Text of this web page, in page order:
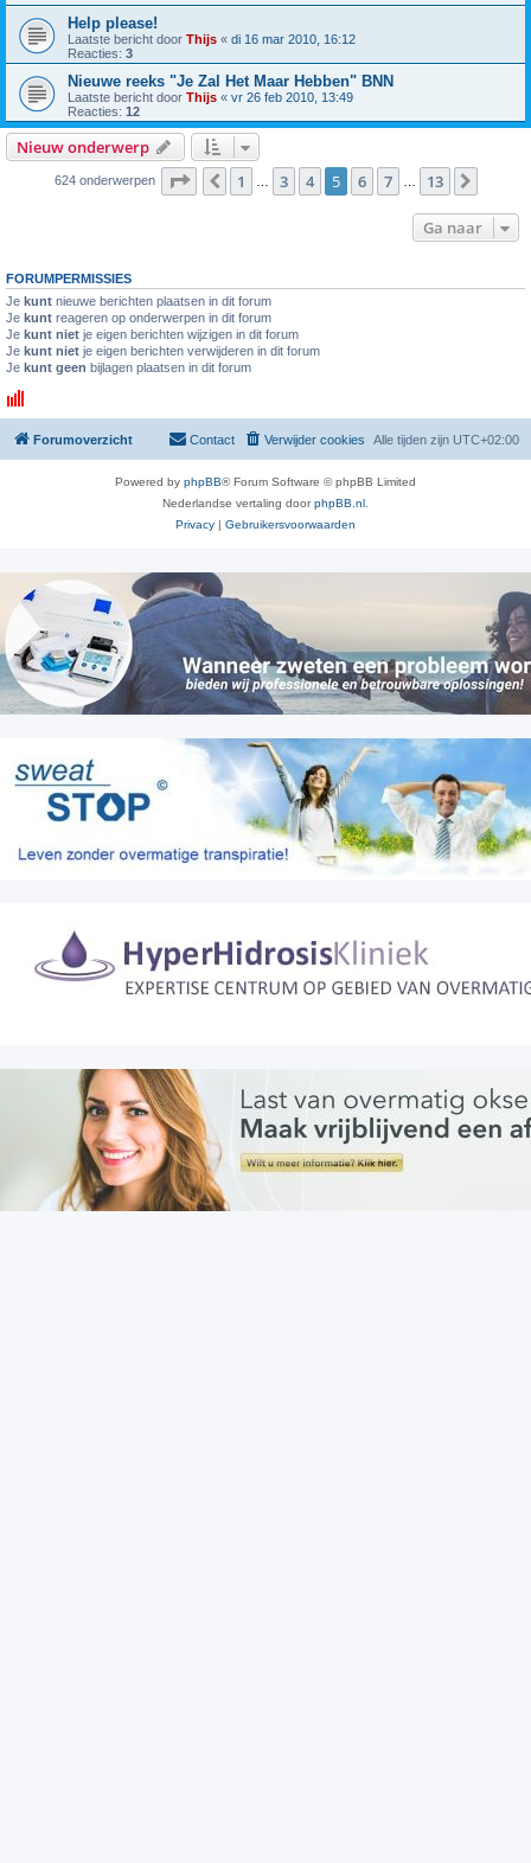
Help please!
Laatste bericht door Thijs « di 16 mar 2010, 16:12
Reacties: 3
Nieuwe reeks "Je Zal Het Maar Hebben" BNN
Laatste bericht door Thijs « vr 26 feb 2010, 13:49
Reacties: 12
Nieuw onderwerp
624 onderwerpen Pagina van13
Vorige
1 3 4 5 6 7 13
Ga naar
FORUMPERMISSIES
Je kunt nieuwe berichten plaatsen in dit forum
Je kunt reageren op onderwerpen in dit forum
Je kunt niet je eigen berichten wijzigen in dit forum
Je kunt niet je eigen berichten verwijderen in dit forum
Je kunt geen bijlagen plaatsen in dit forum
Forumoverzicht Alle tijden zijn UTC+02:00
Verwijder cookies
Contact
Powered by phpBB® Forum Software © phpBB Limited
Nederlandse vertaling doorphpBB.nl.
Privacy | Gebruikersvoorwaarden